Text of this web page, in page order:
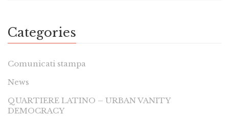
Categories
Comunicati stampa
News
QUARTIERE LATINO – URBAN VANITY
DEMOCRACY